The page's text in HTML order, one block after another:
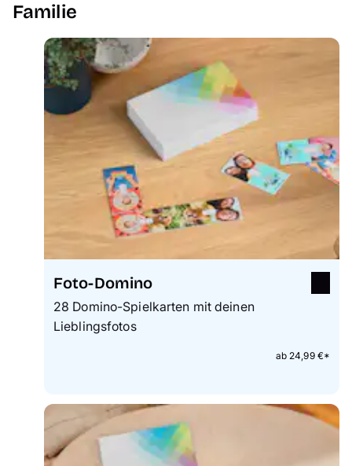
Familie
Foto-Domino
28 Domino-Spielkarten mit deinen
Lieblingsfotos
ab 24,99 €*